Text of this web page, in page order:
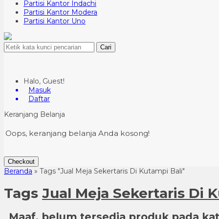
Partisi Kantor Indachi
Partisi Kantor Modera
Partisi Kantor Uno
Cari
Halo, Guest!
Masuk
Daftar
Keranjang Belanja
Oops, keranjang belanja Anda kosong!
Checkout
Beranda » Tags "Jual Meja Sekertaris Di Kutampi Bali"
Tags Jual Meja Sekertaris Di
Maaf, belum tersedia produk pada